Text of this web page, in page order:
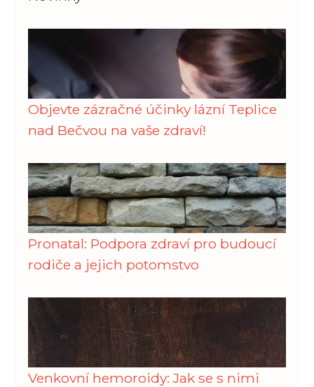
Objevte zázračné účinky lázní Teplice
nad Bečvou na vaše zdraví!
Pronatal: Podpora zdraví pro budoucí
rodiče a jejich potomstvo
Venkovní hemoroidy: Jak se s nimi